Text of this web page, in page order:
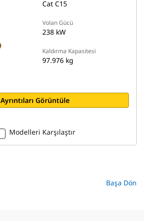
Cat C15
Volan Gücü
238 kW
Kaldırma Kapasitesi
97.976 kg
Ayrıntıları Görüntüle
Modelleri Karşılaştır
Başa Dön